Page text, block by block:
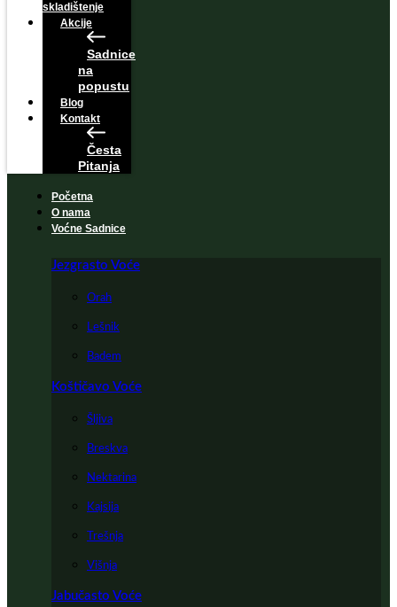
skladištenje
Akcije
Sadnice
na
popustu
Blog
Kontakt
Česta
Pitanja
Početna
O nama
Voćne Sadnice
Jezgrasto Voće
Orah
Lešnik
Badem
Koštičavo Voće
Šljiva
Breskva
Nektarina
Kajsija
Trešnja
Višnja
Jabučasto Voće